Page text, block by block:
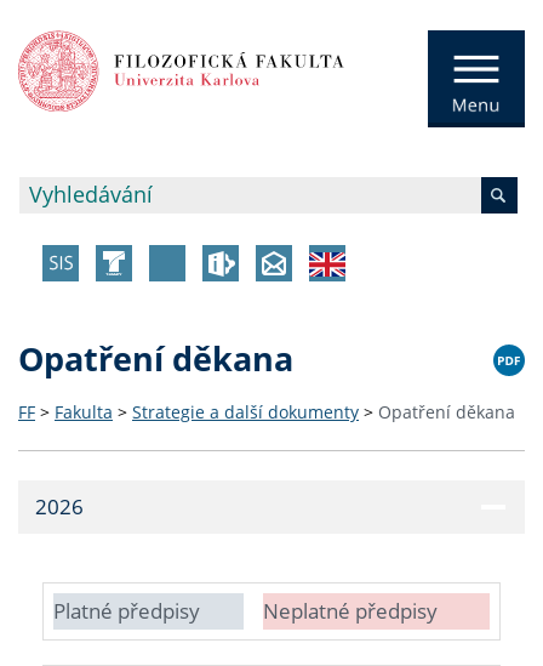
Opatření děkana
FF > Fakulta > Strategie a další dokumenty > Opatření děkana
2026
Platné předpisy Neplatné předpisy